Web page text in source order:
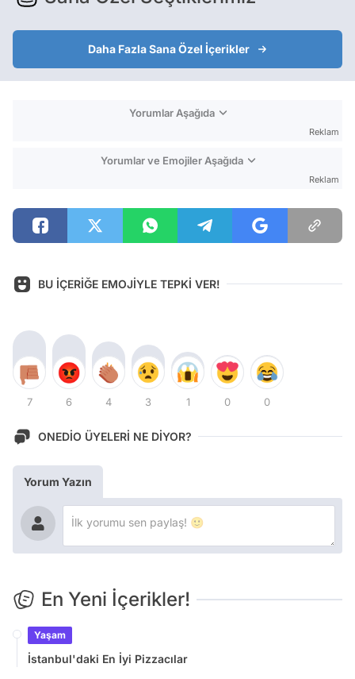
Daha Fazla Sana Özel İçerikler
Yorumlar Aşağıda
Reklam
Yorumlar ve Emojiler Aşağıda
Reklam
BU İÇERİĞE EMOJİYLE TEPKİ VER!
7 6 4 3 1 0 0
ONEDİO ÜYELERİ NE DİYOR?
Yorum Yazın
En Yeni İçerikler!
Yaşam
İstanbul'daki En İyi Pizzacılar